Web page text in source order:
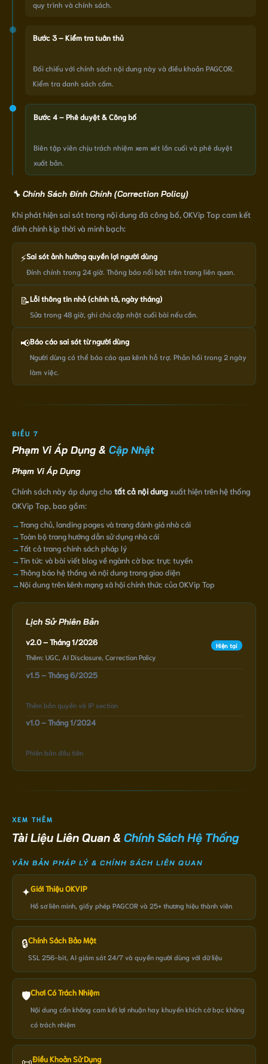
quy trình và chính sách.
Bước 3 – Kiểm tra tuân thủ
Đối chiếu với chính sách nội dung này và điều khoản PAGCOR.
Kiểm tra danh sách cấm.
Bước 4 – Phê duyệt & Công bố
Biên tập viên chịu trách nhiệm xem xét lần cuối và phê duyệt
xuất bản.
🔧 Chính Sách Đính Chính (Correction Policy)
Khi phát hiện sai sót trong nội dung đã công bố, OKVip Top cam kết
đính chính kịp thời và minh bạch:
⚡Sai sót ảnh hưởng quyền lợi người dùng
Đính chính trong 24 giờ. Thông báo nổi bật trên trang liên quan.
📝Lỗi thông tin nhỏ (chính tả, ngày tháng)
Sửa trong 48 giờ, ghi chú cập nhật cuối bài nếu cần.
📢Báo cáo sai sót từ người dùng
Người dùng có thể báo cáo qua kênh hỗ trợ. Phản hồi trong 2 ngày
làm việc.
ĐIỀU 7
Phạm Vi Áp Dụng & Cập Nhật
Phạm Vi Áp Dụng
Chính sách này áp dụng cho tất cả nội dungxuất hiện trên hệ thống
OKVip Top, bao gồm:
→Trang chủ, landing pages và trang đánh giá nhà cái
→Toàn bộ trang hướng dẫn sử dụng nhà cái
→Tất cả trang chính sách pháp lý
→Tin tức và bài viết blog về ngành cờ bạc trực tuyến
→Thông báo hệ thống và nội dung trong giao diện
→Nội dung trên kênh mạng xã hội chính thức của OKVip Top
Lịch Sử Phiên Bản
v2.0 – Tháng 1/2026
Thêm: UGC, AI Disclosure, Correction Policy
Hiện tại
v1.5 – Tháng 6/2025
Thêm bản quyền và IP section
v1.0 – Tháng 1/2024
Phiên bản đầu tiên
XEM THÊM
Tài Liệu Liên Quan & Chính Sách Hệ Thống
VĂN BẢN PHÁP LÝ & CHÍNH SÁCH LIÊN QUAN
✦Giới Thiệu OKVIP
Hồ sơ liên minh, giấy phép PAGCOR và 25+ thương hiệu thành viên
🔒Chính Sách Bảo Mật
SSL 256-bit, AI giám sát 24/7 và quyền người dùng với dữ liệu
🛡️Chơi Có Trách Nhiệm
Nội dung cần không cam kết lợi nhuận hay khuyến khích cờ bạc không
có trách nhiệm
Điều Khoản Sử Dụng